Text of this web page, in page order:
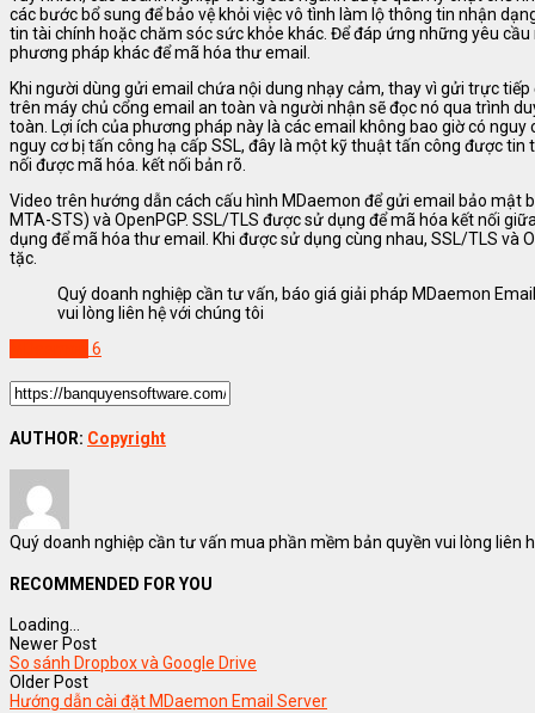
các bước bổ sung để bảo vệ khỏi việc vô tình làm lộ thông tin nhận
tin tài chính hoặc chăm sóc sức khỏe khác. Để đáp ứng những yêu cầu
phương pháp khác để mã hóa thư email.
Khi người dùng gửi email chứa nội dung nhạy cảm, thay vì gửi trực
trên máy chủ cổng email an toàn và người nhận sẽ đọc nó qua trình
toàn. Lợi ích của phương pháp này là các email không bao giờ có
nguy cơ bị tấn công hạ cấp SSL, đây là một kỹ thuật tấn công được
nối được mã hóa. kết nối bản rõ.
Video trên hướng dẫn cách cấu hình MDaemon để gửi email bảo mật
MTA-STS) và OpenPGP. SSL/TLS được sử dụng để mã hóa kết nối
dụng để mã hóa thư email. Khi được sử dụng cùng nhau, SSL/TLS và
tặc.
Quý doanh nghiệp cần tư vấn, báo giá giải pháp MDaemon
vui lòng liên hệ với chúng tôi
6
AUTHOR: Copyright
Quý doanh nghiệp cần tư vấn mua phần mềm bản quyền vui lòng liên
RECOMMENDED FOR YOU
Loading...
Newer Post
So sánh Dropbox và Google Drive
Older Post
Hướng dẫn cài đặt MDaemon Email Server